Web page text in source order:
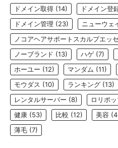
ドメイン取得 (14) ドメイン登
ドメイン管理 (23) ニューウェ
ノコアヘアサポートスカルプエッ
ノーブランド (13) ハゲ (7)
ホーユー (12) マンダム (11)
モウダス (10) ランキング (13)
レンタルサーバー (8) ロリポ
健康 (53) 比較 (12) 美容
薄毛 (7)